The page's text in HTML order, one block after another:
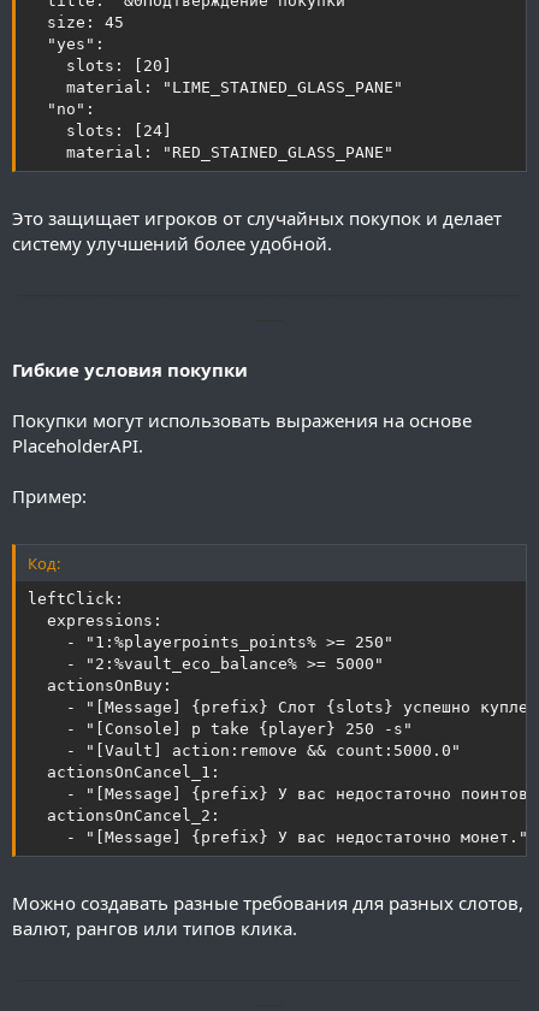
  size: 45
  "yes":
    slots: [20]
    material: "LIME_STAINED_GLASS_PANE"
  "no":
    slots: [24]
    material: "RED_STAINED_GLASS_PANE"
Это защищает игроков от случайных покупок и делает
систему улучшений более удобной.
Гибкие условия покупки
Покупки могут использовать выражения на основе
PlaceholderAPI.
Пример:
Код:
leftClick:
  expressions:
    - "1:%playerpoints_points% >= 250"
    - "2:%vault_eco_balance% >= 5000"
  actionsOnBuy:
- "[Message] {prefix} Слот {slots} успешно
    - "[Console] p take {player} 250 -s"
    - "[Vault] action:remove && count:5000.0"
  actionsOnCancel_1:
- "[Message] {prefix} У вас недостаточно
  actionsOnCancel_2:
    - "[Message] {prefix} У вас недостаточно монет."
Можно создавать разные требования для разных слотов,
валют, рангов или типов клика.